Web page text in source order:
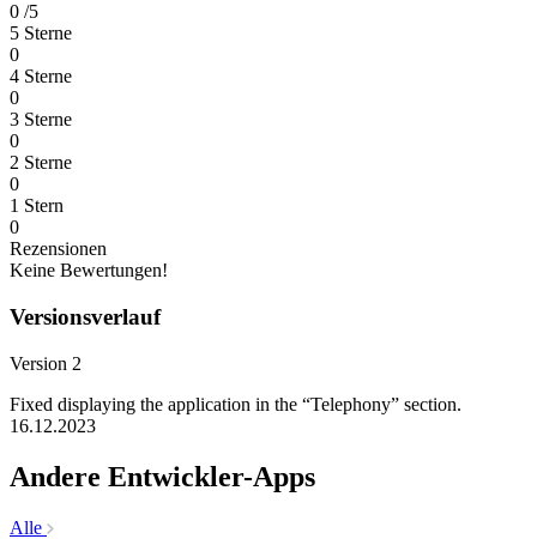
0 /5
5 Sterne
0
4 Sterne
0
3 Sterne
0
2 Sterne
0
1 Stern
0
Rezensionen
Keine Bewertungen!
Versionsverlauf
Version 2
Fixed displaying the application in the “Telephony” section.
16.12.2023
Andere Entwickler-Apps
Alle